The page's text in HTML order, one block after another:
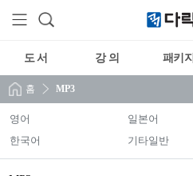
도 서 강 의 패키지
홈 MP3
영어 일본어
한국어
기타일반